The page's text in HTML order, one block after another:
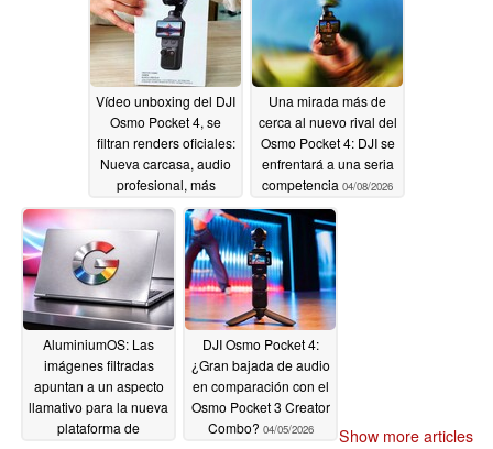
Vídeo unboxing del DJI
Osmo Pocket 4, se
filtran renders oficiales:
Nueva carcasa, audio
profesional, más
botones04/08/2026
Una mirada más de
cerca al nuevo rival del
Osmo Pocket 4: DJI se
enfrentará a una seria
competencia 04/08/2026
AluminiumOS: Las
imágenes filtradas
apuntan a un aspecto
llamativo para la nueva
plataforma de
DJI Osmo Pocket 4:
¿Gran bajada de audio
en comparación con el
Osmo Pocket 3 Creator
Combo? 04/05/2026 Show more articles